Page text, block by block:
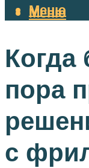
Меню
Меню
Когда
пора
с